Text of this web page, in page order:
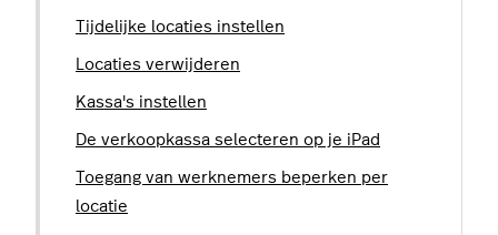
Tijdelijke locaties instellen
Locaties verwijderen
Kassa's instellen
De verkoopkassa selecteren op je iPad
Toegang van werknemers beperken per
locatie